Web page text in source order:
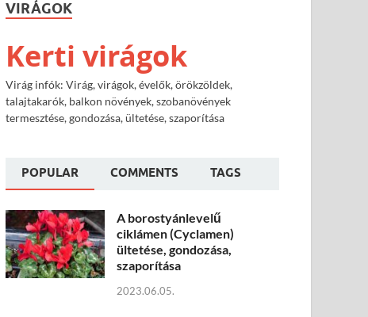
VIRÁGOK
Kerti virágok
Virág infók: Virág, virágok, évelők, örökzöldek,
talajtakarók, balkon növények, szobanövények
termesztése, gondozása, ültetése, szaporítása
POPULAR COMMENTS TAGS
A borostyánlevelű
ciklámen (Cyclamen)
ültetése, gondozása,
szaporítása
2023.06.05.